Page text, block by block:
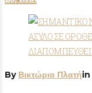
By Βικτώρια Πλατήin